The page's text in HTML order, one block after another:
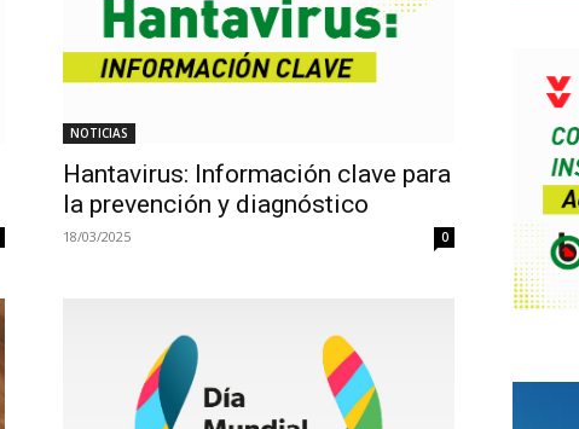
NOTICIAS
Hantavirus: Información clave para
la prevención y diagnóstico
18/03/2025 0